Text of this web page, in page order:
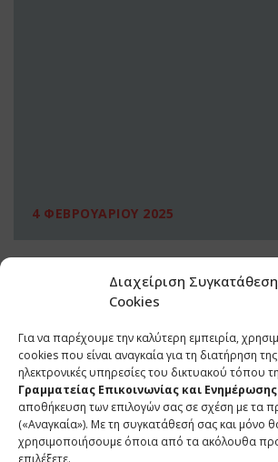
Διαχείριση
Cookies
Για να παρέχουμε την καλύτερη εμπειρία,
cookies που είναι αναγκαία για τη διατήρηση
ηλεκτρονικές υπηρεσίες του δικτυακού τόπου
Γραμματείας Επικοινωνίας και Ενημέρωσης
αποθήκευση των επιλογών σας σε σχέση με τα
(«Αναγκαία»). Με τη συγκατάθεσή σας και μόνο
χρησιμοποιήσουμε όποια από τα ακόλουθα
επιλέξετε.
4 ΦΕΒΡΟΥΑΡΙΟΥ 2025
ΕΠΙΚΟΙΝΩΝΙΑ